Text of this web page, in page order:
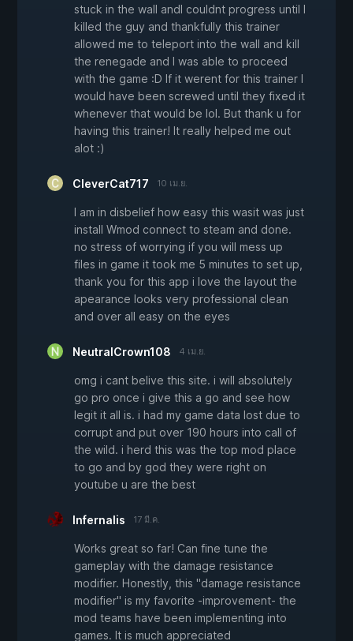
stuck in the wall andI couldnt progress until I
killed the guy and thankfully this trainer
allowed me to teleport into the wall and kill
the renegade and I was able to proceed
with the game :D If it werent for this trainer I
would have been screwed until they fixed it
whenever that would be lol. But thank u for
having this trainer! It really helped me out
alot :)
CleverCat717 10 เม.ย.
I am in disbelief how easy this wasit was just
install Wmod connect to steam and done.
no stress of worrying if you will mess up
files in game it took me 5 minutes to set up,
thank you for this app i love the layout the
apearance looks very professional clean
and over all easy on the eyes
NeutralCrown108 4 เม.ย.
omg i cant belive this site. i will absolutely
go pro once i give this a go and see how
legit it all is. i had my game data lost due to
corrupt and put over 190 hours into call of
the wild. i herd this was the top mod place
to go and by god they were right on
youtube u are the best
Infernalis 17 มี.ค.
Works great so far! Can fine tune the
gameplay with the damage resistance
modifier. Honestly, this "damage resistance
modifier" is my favorite -improvement- the
mod teams have been implementing into
games. It is much appreciated